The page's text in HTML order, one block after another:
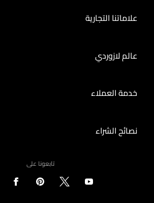
علاماتنا التجارية
عالم لازوردي
خدمة العملاء
نصائح الشراء
تابعونا على